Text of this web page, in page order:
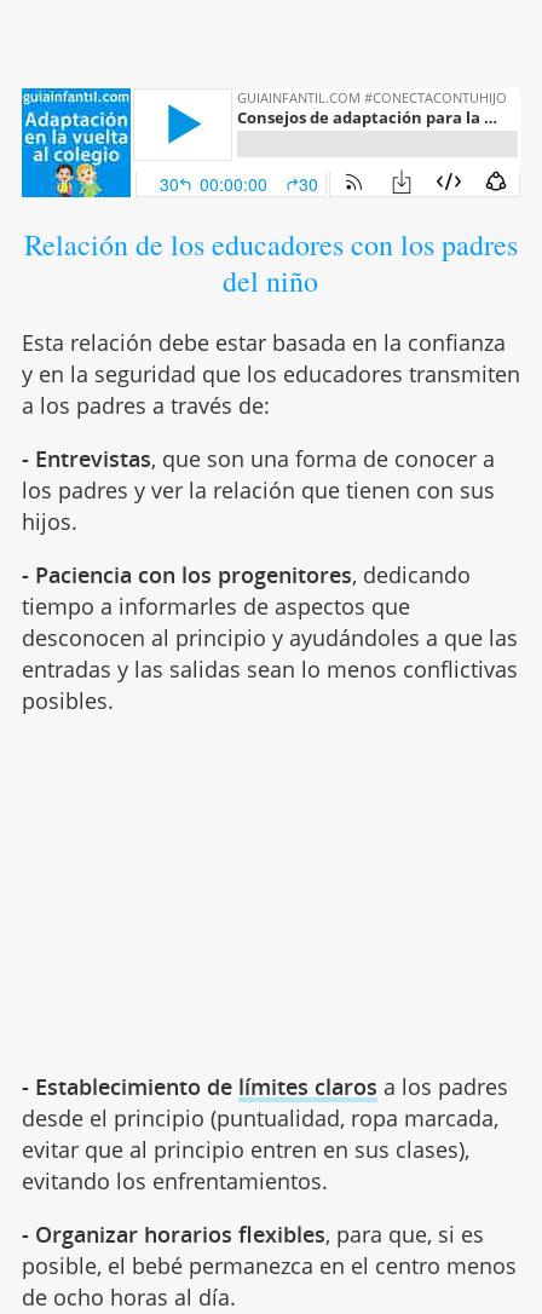
Relación de los educadores con los padres
del niño
Esta relación debe estar basada en la confianza
y en la seguridad que los educadores transmiten
a los padres a través de:
- Entrevistas, que son una forma de conocer a
los padres y ver la relación que tienen con sus
hijos.
- Paciencia con los progenitores, dedicando
tiempo a informarles de aspectos que
desconocen al principio y ayudándoles a que las
entradas y las salidas sean lo menos conflictivas
posibles.
- Establecimiento de límites claros a los padres
desde el principio (puntualidad, ropa marcada,
evitar que al principio entren en sus clases),
evitando los enfrentamientos.
- Organizar horarios flexibles, para que, si es
posible, el bebé permanezca en el centro menos
de ocho horas al día.